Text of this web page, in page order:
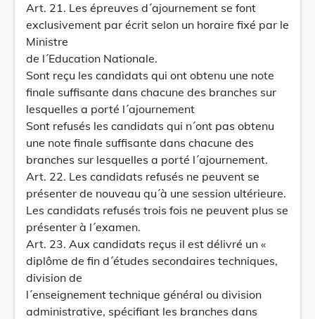
Art. 21. Les épreuves d´ajournement se font
exclusivement par écrit selon un horaire fixé par le
Ministre
de l´Education Nationale.
Sont reçu les candidats qui ont obtenu une note
finale suffisante dans chacune des branches sur
lesquelles a porté l´ajournement
Sont refusés les candidats qui n´ont pas obtenu
une note finale suffisante dans chacune des
branches sur lesquelles a porté l´ajournement.
Art. 22. Les candidats refusés ne peuvent se
présenter de nouveau qu´à une session ultérieure.
Les candidats refusés trois fois ne peuvent plus se
présenter à l´examen.
Art. 23. Aux candidats reçus il est délivré un «
diplôme de fin d´études secondaires techniques,
division de
l´enseignement technique général ou division
administrative, spécifiant les branches dans